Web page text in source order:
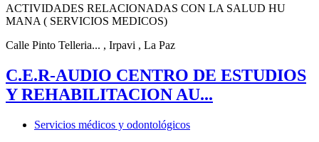
ACTIVIDADES RELACIONADAS CON LA SALUD HU
MANA ( SERVICIOS MEDICOS)
Calle Pinto Telleria... , Irpavi , La Paz
C.E.R-AUDIO CENTRO DE ESTUDIOS
Y REHABILITACION AU...
Servicios médicos y odontológicos